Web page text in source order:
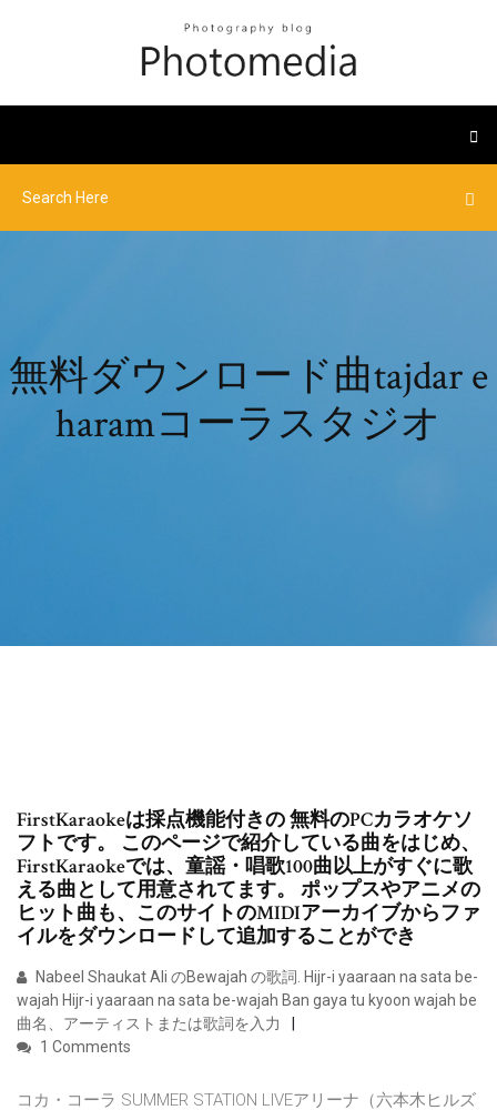
無料ダウンロード曲tajdar e
haramコーラスタジオ
FirstKaraokeは採点機能付きの 無料のPCカラオケソ
フトです。 このページで紹介している曲をはじめ、
FirstKaraokeでは、童謡・唱歌100曲以上がすぐに歌
える曲として用意されてます。 ポップスやアニメの
ヒット曲も、このサイトのMIDIアーカイブからファ
イルをダウンロードして追加することができ
Nabeel Shaukat Ali のBewajah の歌詞. Hijr-i yaaraan na sata be-
wajah Hijr-i yaaraan na sata be-wajah Ban gaya tu kyoon wajah be
曲名、アーティストまたは歌詞を入力
1 Comments
コカ・コーラ SUMMER STATION LIVEアリーナ（六本木ヒルズ